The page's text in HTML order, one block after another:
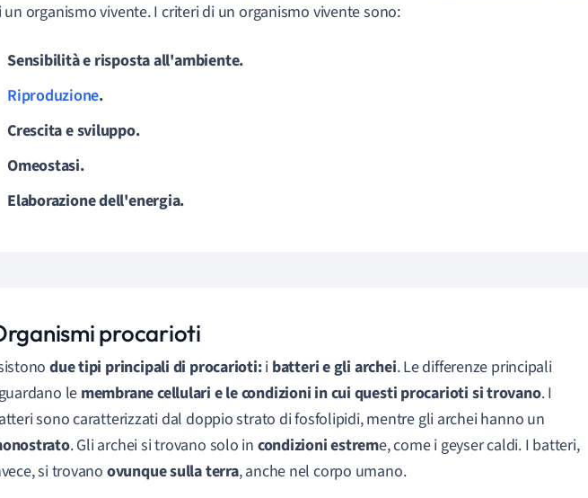
un organismo vivente. I criteri di un organismo vivente sono:
Sensibilità e risposta all'ambiente.
Riproduzione.
Crescita e sviluppo.
Omeostasi.
Elaborazione dell'energia.
procarioti
due tipi principali di procarioti:i batteri e gli archei. Le differenze principali
le membrane cellulari e le condizioni in cui questi procarioti si trovano. I
sono caratterizzati dal doppio strato di fosfolipidi, mentre gli archei hanno un
. Gli archei si trovano solo in condizioni estreme, come i geyser caldi. I batteri,
si trovanoovunque sulla terra, anche nel corpo umano.